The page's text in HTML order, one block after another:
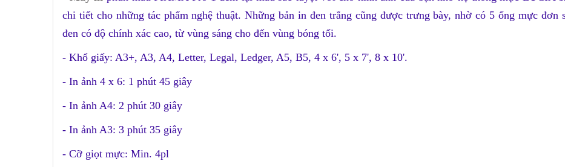
chi tiết cho những tác phẩm nghệ thuật. Những bản in đen trắng cũng được trưng bày, nhờ có 5 ống mực đơn
đen có độ chính xác cao, từ vùng sáng cho đến vùng bóng tối.
- Khổ giấy: A3+, A3, A4, Letter, Legal, Ledger, A5, B5, 4 x 6', 5 x 7', 8 x 10'.
- In ảnh 4 x 6: 1 phút 45 giây
- In ảnh A4: 2 phút 30 giây
- In ảnh A3: 3 phút 35 giây
- Cỡ giọt mực: Min. 4pl